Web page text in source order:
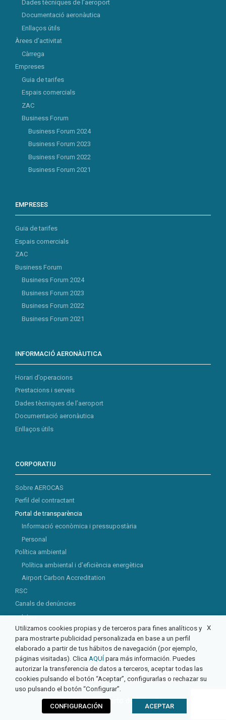
Dades tècniques de l’aeroport
Documentació aeronàutica
Enllaços útils
Àrees d’activitat
Càrrega
Empreses
Guia de tarifes
Espais comercials
ZAC
Business Forum
Business Forum 2024
Business Forum 2023
Business Forum 2022
Business Forum 2021
EMPRESES
Guia de tarifes
Espais comercials
ZAC
Business Forum
Business Forum 2024
Business Forum 2023
Business Forum 2022
Business Forum 2021
INFORMACIÓ AERONÀUTICA
Horari d’operacions
Prestacions i serveis
Dades tècniques de l’aeroport
Documentació aeronàutica
Enllaços útils
CORPORATIU
Sobre AEROCAS
Perfil del contractant
Portal de transparència
Informació econòmica i pressupostària
Personal
Política ambiental
Política ambiental i d’eficiència energètica
Airport Carbon Accreditation
RSC
Canals de denúncies
Intern
Extern
© 2026 Aeropuerto de Castellón
X
Utilizamos cookies propias y de terceros para fines analíticos y
para mostrarte publicidad personalizada en base a un perfil
elaborado a partir de tus hábitos de navegación (por ejemplo,
páginas visitadas). Clica AQUÍ para más información. Puedes
autorizar la transferencia de datos a terceros, aceptar todas las
cookies pulsando el botón “Aceptar”, configurarlas o rechazar su
uso pulsando el botón “Configurar”.
CONFIGURACIÓN ACEPTAR